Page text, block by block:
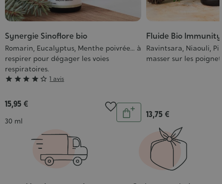
Synergie Sinoflore bio
Romarin, Eucalyptus, Menthe poivrée... à
respirer pour dégager les voies
respiratoires.
Grade
4/5
     1 avis
15,95 €
Contenance
30 ml
Quantité
Ajouter
panier
Fluide Bio Immunity
Ravintsara, Niaouli,
masser sur les
13,75 €